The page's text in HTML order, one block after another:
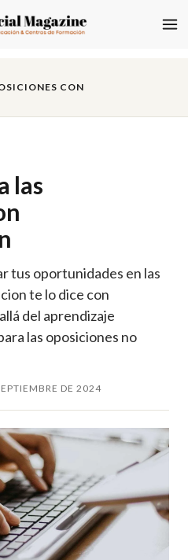
CON
las
tus oportunidades en las
te lo dice con
del aprendizaje
las oposiciones no
DE 2024